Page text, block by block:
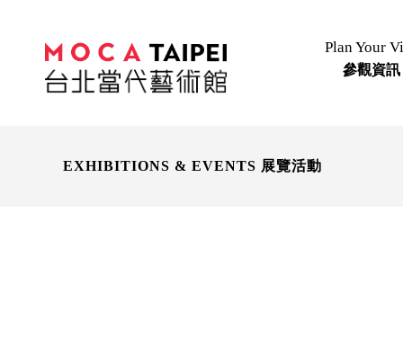
Plan Your
參觀資訊
EXHIBITIONS & EVENTS 展覽活動